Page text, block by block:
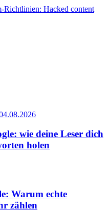
Richtlinien: Hacked content
wie deine Leser dich
holen
Warum echte
zählen